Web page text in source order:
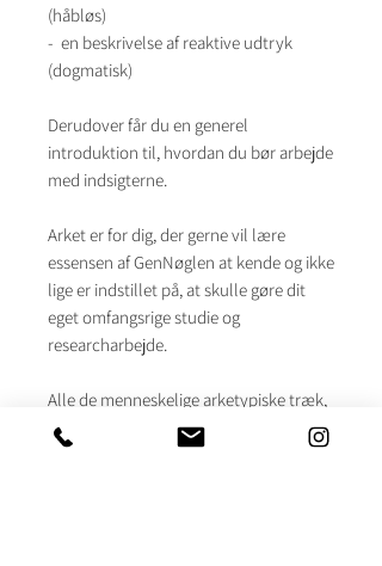
(håbløs)
- en beskrivelse af reaktive udtryk
(dogmatisk)
Derudover får du en generel
introduktion til, hvordan du bør arbejde
med indsigterne.
Arket er for dig, der gerne vil lære
essensen af GenNøglen at kende og ikke
lige er indstillet på, at skulle gøre dit
eget omfangsrige studie og
researcharbejde.
Alle de menneskelige arketypiske træk,
som de 64 GenNøgler omhandler, er
omstændigheder som er gældende for